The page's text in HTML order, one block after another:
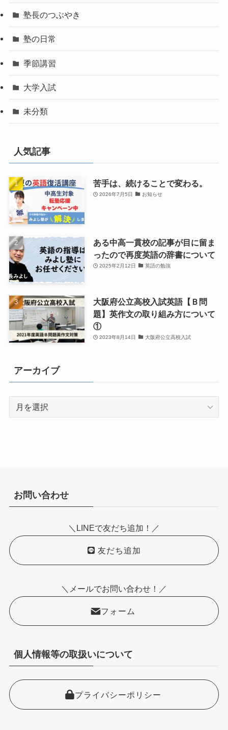
塾長のつぶやき
塾の日常
季節講習
大学入試
未分類
人気記事
苦手は、続けることで変わる。
2026年7月5日 お知らせ
ある中高一貫校の記事が目に留ま
ったので再度英語の辞書について
2025年2月12日 英語の勉強
大阪府公立高校入試英語【Ｂ問
題】英作文の取り組み方について
①
2023年8月14日 大阪府公立高校入試
アーカイブ
お問い合わせ
＼LINEで友だち追加！／
友だち追加
＼メールでお問い合わせ！／
フォーム
個人情報等の取扱いについて
プライバシーポリシー